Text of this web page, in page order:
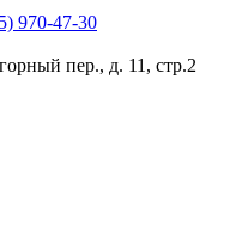
970-47-30
пер., д. 11, стр.2